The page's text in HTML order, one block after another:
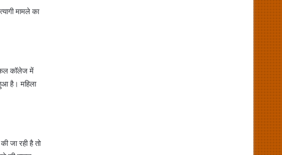
मामले का
कॉलेज में
है। महिला
जा रही है तो